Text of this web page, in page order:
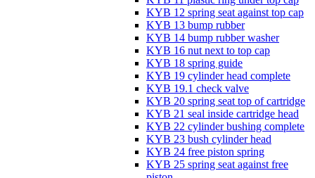
KYB 12 spring seat against top cap
KYB 13 bump rubber
KYB 14 bump rubber washer
KYB 16 nut next to top cap
KYB 18 spring guide
KYB 19 cylinder head complete
KYB 19.1 check valve
KYB 20 spring seat top of cartridge
KYB 21 seal inside cartridge head
KYB 22 cylinder bushing complete
KYB 23 bush cylinder head
KYB 24 free piston spring
KYB 25 spring seat against free